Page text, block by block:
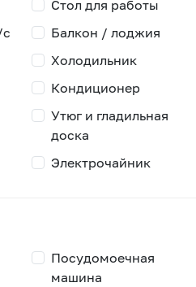
Стол для работы
Балкон / лоджия
Холодильник
Кондиционер
Утюг и гладильная
доска
Электрочайник
Посудомоечная
машина